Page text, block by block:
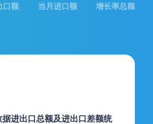
口额 当月进口额 增长率总额
进出口总额及进出口差额统